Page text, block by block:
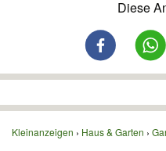
Diese
Kleinanzeigen Haus & Garten